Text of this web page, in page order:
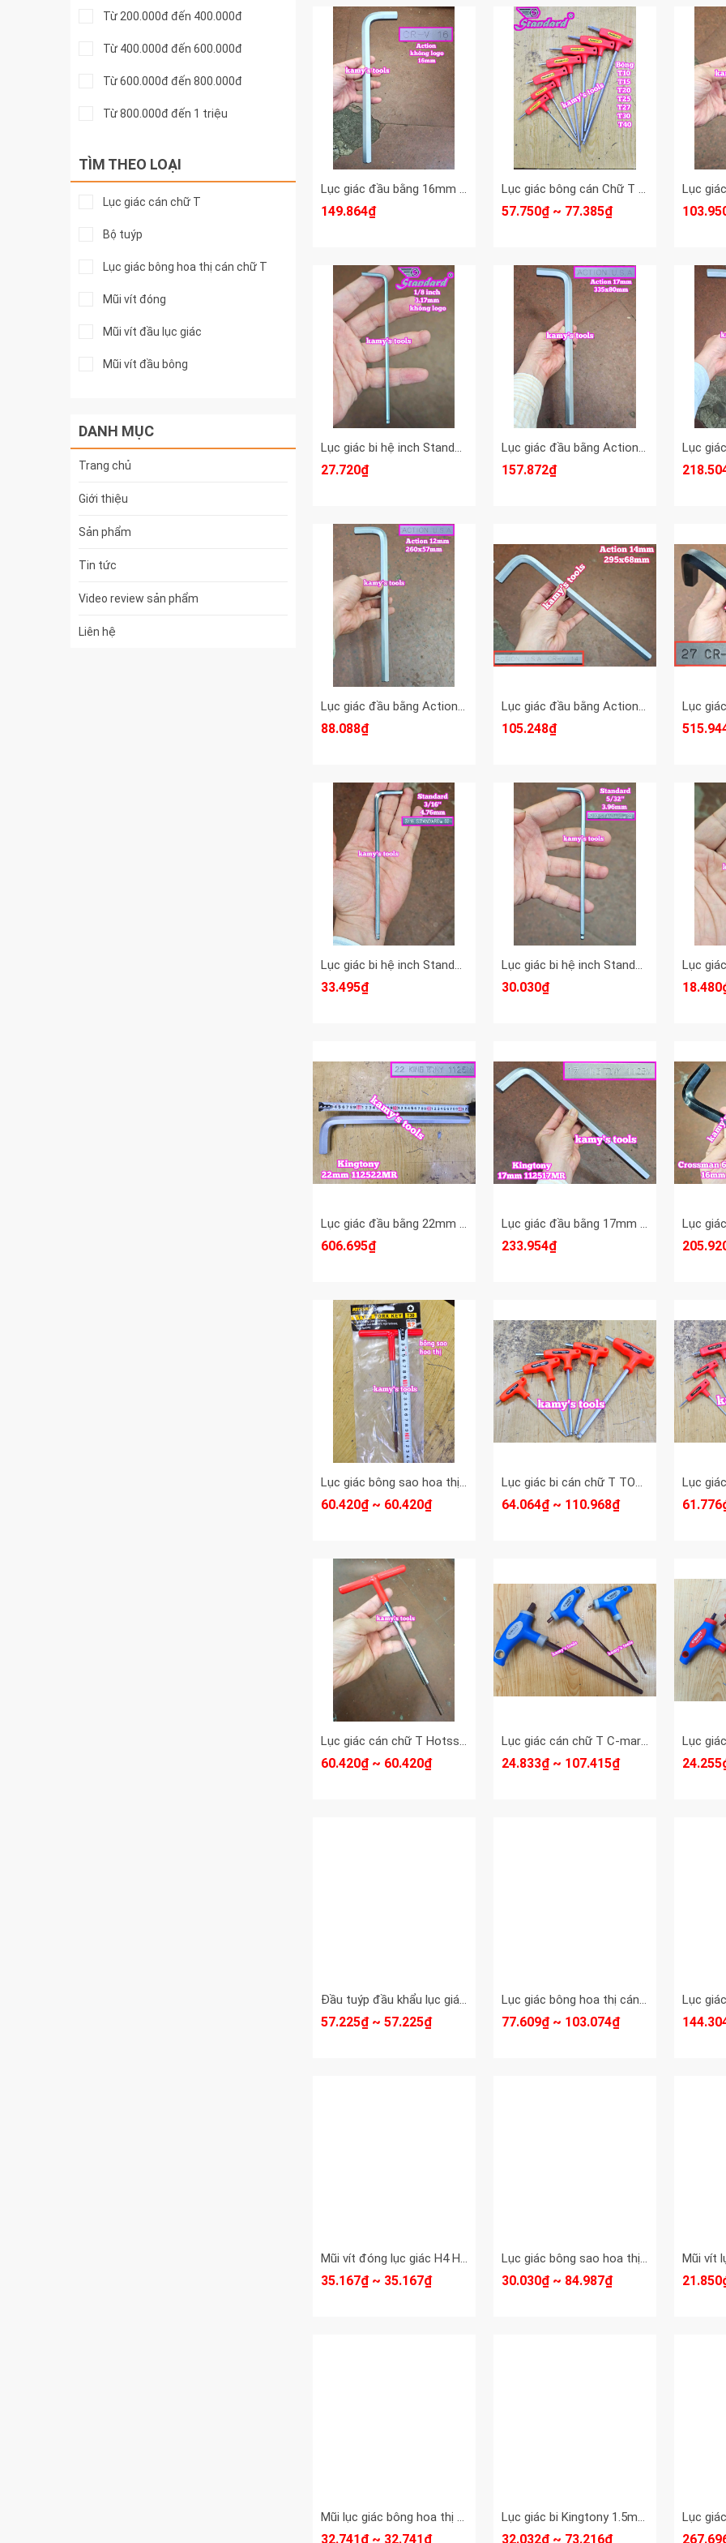
Từ 200.000đ đến 400.000đ
Từ 400.000đ đến 600.000đ
Từ 600.000đ đến 800.000đ
Từ 800.000đ đến 1 triệu
Trên 2 triệu
TÌM THEO LOẠI
Lục giác cán chữ T
Bộ tuýp
Lục giác bông hoa thị cán chữ T
Mũi vít đóng
Mũi vít đầu lục giác
Mũi vít đầu bông
Khoá lục giác
Lục giác
DANH MỤC
Trang chủ
Giới thiệu
Sản phẩm
Tin tức
Video review sản phẩm
Liên hệ
Lục giác đầu bằng 16mm Action dài 305mm ACK-62216 KHÔNG LOGO
149.864₫
Lục giác bông cán Chữ T Standard T10 T15 T20 T25 T27 T30 T40
57.750₫ ~ 77.385₫
Lục giác bi hệ inch Standard 1/8 inch 3.17mm dài 130x24mm STD-6818
27.720₫
Lục giác đầu bằng Action 17mm dài 335mm ACK-62217
157.872₫
Lục giác đầu bằng Action 12mm dài 260mm ACK-62212
88.088₫
Lục giác đầu bằng Action 14mm dài 295mm ACHW-2914
105.248₫
Lục giác bi hệ inch Standard 3/16 inch 4.76mm dài 165x32mm STD-68336
33.495₫
Lục giác bi hệ inch Standard 5/32 inch 3.96mm dài 145x28mm STD-68532
30.030₫
Lục giác đầu bằng 22mm Kingtony 112522MR dài 422mm
606.695₫
Lục giác đầu bằng 17mm Kingtony 112517MR dài 337mm
233.954₫
Lục giác bông sao hoa thị cán chữ T Hotssman thép S2 T10 T15 T20 T25 T27 T30 dài 230mm
60.420₫ ~ 60.420₫
Lục giác bi cán chữ T TOP 3mm 4mm 5mm 6mm 8mm AWT-60203 AWT-60204 AWT-60205 AWT-60206 AWT-60208
64.064₫ ~ 110.968₫
Lục giác cán chữ T Hotssman thép S2 4mm 5mm 6mm dài 230mm
60.420₫ ~ 60.420₫
Lục giác cán chữ T C-mart model F0014 2mm 2.5mm 3mm 4mm 5mm 6mm 8mm 10mm
24.833₫ ~ 107.415₫
Đầu tuýp đầu khẩu lục giác 1/2 dài 100mm Asaki thép S2 H6 H8 H10 H12 bán lẻ từng cái
57.225₫ ~ 57.225₫
Lục giác bông hoa thị cán chữ T Kingtony T10 T15 T20 T25 T27 T30 T40 model 116310TR 116315TR 116320TR 116325TR 116327TR 116330TR 116340TR
77.609₫ ~ 103.074₫
Mũi vít đóng lục giác H4 H5 H6 H8 dài 80mm Kingtony Model 168004H 168005H 168006H 168008H
35.167₫ ~ 35.167₫
Lục giác bông sao hoa thị có lỗ thép S2 Standard T10 T15 T20 T25 T27 T30 T40 T45 T50
30.030₫ ~ 84.987₫
Mũi lục giác bông hoa thị chuôi đuôi lục giác 7150 dài 50mm Kingtony T6-T40 (bán lẻ 1 cái)
32.741₫ ~ 32.741₫
Lục giác bi Kingtony 1.5mm 2mm 2.5mm 3mm 4mm 5mm 6mm 8mm 10mm 112015MR 112002MR 112025MR 112003MR 112004MR 112005MR 112006MR 112008MR 112010MR
32.032₫ ~ 73.216₫